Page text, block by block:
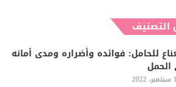
للحامل: فوائده وأضراره ومدى أمانه